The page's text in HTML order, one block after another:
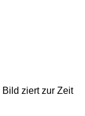
ziert zur Zeit